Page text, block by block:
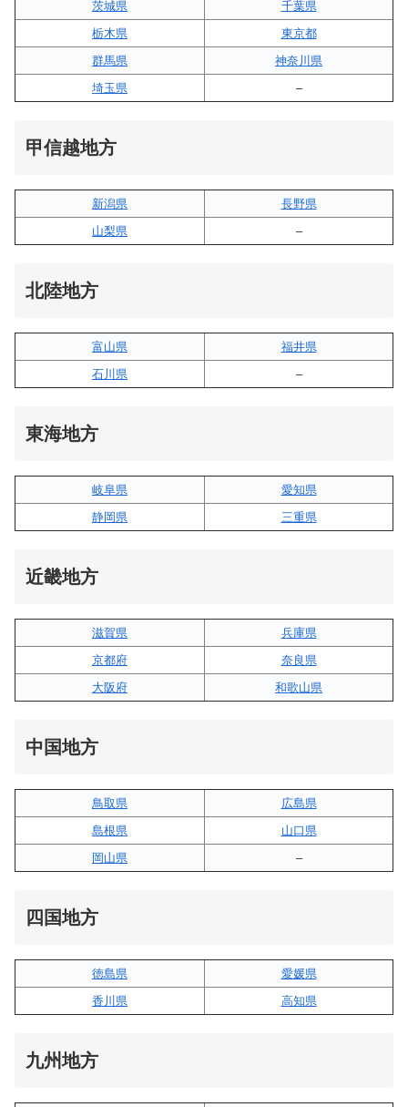
茨城県
千葉県
栃木県
東京都
群馬県
神奈川県
埼玉県
–
甲信越地方
新潟県
長野県
山梨県
–
北陸地方
富山県
福井県
石川県
–
東海地方
岐阜県
愛知県
静岡県
三重県
近畿地方
滋賀県
兵庫県
京都府
奈良県
大阪府
和歌山県
中国地方
鳥取県
広島県
島根県
山口県
岡山県
–
四国地方
徳島県
愛媛県
香川県
高知県
九州地方